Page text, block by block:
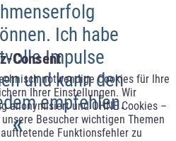
Consent
notwendige Cookies für Ihre
Ihrer Einstellungen. Wir
anonymisiert und OHNE Cookies –
Besucher wichtigen Themen
Funktionsfehler zu
Ich habe
Impulse
und kann den
empfehlen.
«